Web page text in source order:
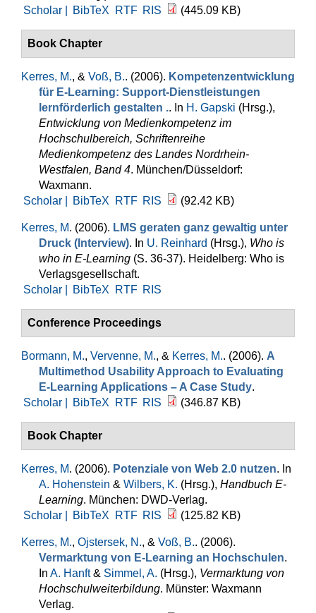
Scholar |
BibTeX RTF RIS (445.09 KB)
Book Chapter
Kerres, M., & Voß, B.. (2006). Kompetenzentwicklung
für E-Learning: Support-Dienstleistungen
lernförderlich gestalten .. In H. Gapski (Hrsg.),
Entwicklung von Medienkompetenz im
Hochschulbereich, Schriftenreihe
Medienkompetenz des Landes Nordrhein-
Westfalen, Band 4. München/Düsseldorf:
Waxmann.
Scholar |
BibTeX RTF RIS (92.42 KB)
Kerres, M. (2006). LMS geraten ganz gewaltig unter
Druck (Interview). In U. Reinhard (Hrsg.), Who is
who in E-Learning (S. 36-37). Heidelberg: Who is
Verlagsgesellschaft.
Scholar |
BibTeX RTF RIS
Conference Proceedings
Bormann, M., Vervenne, M., & Kerres, M.. (2006). A
Multimethod Usability Approach to Evaluating
E-Learning Applications – A Case Study.
Scholar |
BibTeX RTF RIS (346.87 KB)
Book Chapter
Kerres, M. (2006). Potenziale von Web 2.0 nutzen. In
A. Hohenstein & Wilbers, K. (Hrsg.), Handbuch E-
Learning. München: DWD-Verlag.
Scholar |
BibTeX RTF RIS (125.82 KB)
Kerres, M., Ojstersek, N., & Voß, B.. (2006).
Vermarktung von E-Learning an Hochschulen.
In A. Hanft& Simmel, A. (Hrsg.), Vermarktung von
Hochschulweiterbildung. Münster: Waxmann
Verlag.